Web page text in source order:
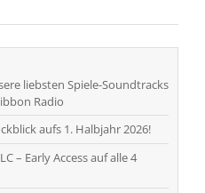
liebsten Spiele-Soundtracks
Radio
aufs 1. Halbjahr 2026!
– Early Access auf alle 4